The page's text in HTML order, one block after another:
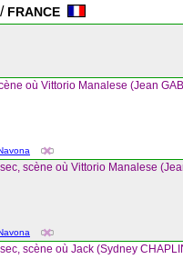
/ FRANCE
où Vittorio Manalese (Jean
scène où Vittorio Manalese
scène où Jack (Sydney